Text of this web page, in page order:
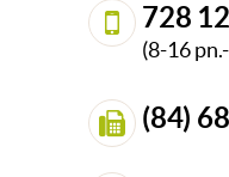
728
(8-16
(84)